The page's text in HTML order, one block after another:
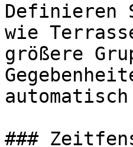
Definieren
wie
größere
###